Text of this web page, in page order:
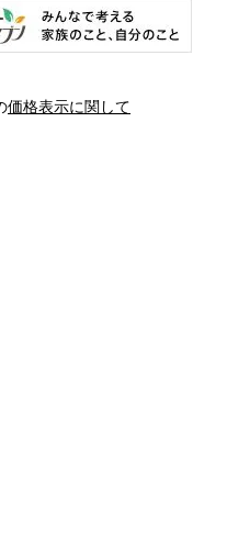
価格表示に関して